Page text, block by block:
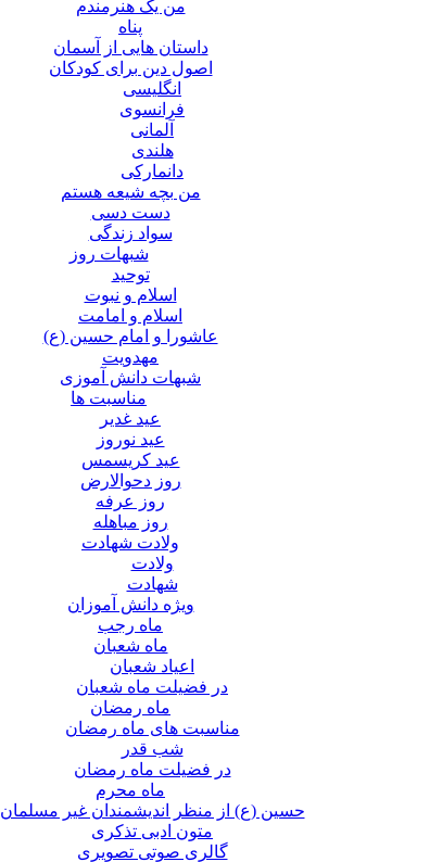
من یک هنرمندم
پناه
داستان هایی از آسمان
اصول دین برای کودکان
انگلیسی
فرانسوی
آلمانی
هلندی
دانمارکی
من بچه شیعه هستم
دست دسی
سواد زندگی
شبهات روز
توحید
اسلام و نبوت
اسلام و امامت
عاشورا و امام حسین (ع)
مهدویت
شبهات دانش آموزی
مناسبت ها
عید غدير
عید نوروز
عید کریسمس
روز دحوالارض
روز عرفه
روز مباهله
ولادت شهادت
ولادت
شهادت
ویژه دانش آموزان
ماه رجب
ماه شعبان
اعیاد شعبان
در فضیلت ماه شعبان
ماه رمضان
مناسبت های ماه رمضان
شب قدر
در فضیلت ماه رمضان
ماه محرم
حسین (ع) از منظر اندیشمندان غیر مسلمان
متون ادبی تذکری
گالری صوتی تصویری